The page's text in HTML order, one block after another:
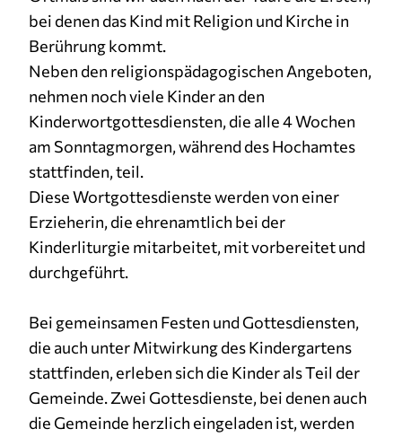
bei denen das Kind mit Religion und Kirche in
Berührung kommt.
Neben den religionspädagogischen Angeboten,
nehmen noch viele Kinder an den
Kinderwortgottesdiensten, die alle 4 Wochen
am Sonntagmorgen, während des Hochamtes
stattfinden, teil.
Diese Wortgottesdienste werden von einer
Erzieherin, die ehrenamtlich bei der
Kinderliturgie mitarbeitet, mit vorbereitet und
durchgeführt.
Bei gemeinsamen Festen und Gottesdiensten,
die auch unter Mitwirkung des Kindergartens
stattfinden, erleben sich die Kinder als Teil der
Gemeinde. Zwei Gottesdienste, bei denen auch
die Gemeinde herzlich eingeladen ist, werden